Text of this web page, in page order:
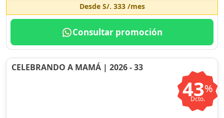
Desde S/. 333/mes
Consultar promoción
CELEBRANDO A MAMÁ | 2026 - 33
43%
Dcto.